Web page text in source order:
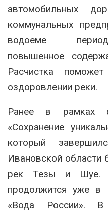
автомобильных
коммунальных
водоеме
повышенное
Расчистка
оздоровлении реки.
Ранее в рамках
«Сохранение
который
Ивановской области
рек Тезы и Шуе.
продолжится уже в
«Вода России». В